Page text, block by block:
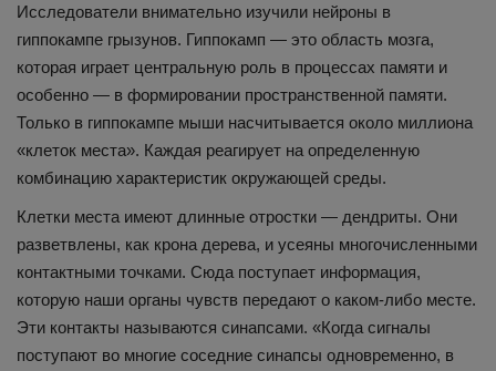
Исследователи внимательно изучили нейроны в
гиппокампе грызунов. Гиппокамп — это область мозга,
которая играет центральную роль в процессах памяти и
особенно — в формировании пространственной памяти.
Только в гиппокампе мыши насчитывается около миллиона
«клеток места». Каждая реагирует на определенную
комбинацию характеристик окружающей среды.
Клетки места имеют длинные отростки — дендриты. Они
разветвлены, как крона дерева, и усеяны многочисленными
контактными точками. Сюда поступает информация,
которую наши органы чувств передают о каком-либо месте.
Эти контакты называются синапсами. «Когда сигналы
поступают во многие соседние синапсы одновременно, в